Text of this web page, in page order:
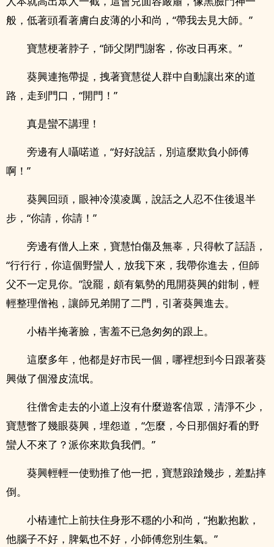
般，低著頭看著膚白皮薄的小和尚，“帶我去見大師。”
寶慧梗著脖子，“師父閉門謝客，你改日再來。”
葵興連拖帶提，拽著寶慧從人群中自動讓出來的道
路，走到門口，“開門！”
真是蠻不講理！
旁邊有人囁喏道，“好好說話，別這麼欺負小師傅
啊！”
葵興回頭，眼神冷漠凌厲，說話之人忍不住後退半
步，“你請，你請！”
旁邊有僧人上來，寶慧怕傷及無辜，只得軟了話語，
“行行行，你這個野蠻人，放我下來，我帶你進去，但師
父不一定見你。”說罷，頗有氣勢的甩開葵興的鉗制，輕
輕整理僧袍，讓師兄弟開了二門，引著葵興進去。
小樁半掩著臉，害羞不已急匆匆的跟上。
這麼多年，他都是好市民一個，哪裡想到今日跟著葵
興做了個潑皮流氓。
往僧舍走去的小道上沒有什麼遊客信眾，清淨不少，
寶慧瞥了幾眼葵興，埋怨道，“怎麼，今日那個好看的野
蠻人不來了？派你來欺負我們。”
葵興輕輕一使勁推了他一把，寶慧踉蹌幾步，差點摔
倒。
小樁連忙上前扶住身形不穩的小和尚，“抱歉抱歉，
他腦子不好，脾氣也不好，小師傅您別生氣。”